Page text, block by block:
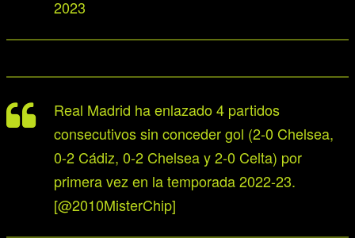
2023
Real Madrid ha enlazado 4 partidos
consecutivos sin conceder gol (2-0 Chelsea,
0-2 Cádiz, 0-2 Chelsea y 2-0 Celta) por
primera vez en la temporada 2022-23.
[@2010MisterChip]